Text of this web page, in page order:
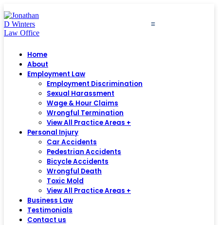
≡
Home
About
Employment Law
Employment Discrimination
Sexual Harassment
Wage & Hour Claims
Wrongful Termination
View All Practice Areas +
Personal Injury
Car Accidents
Pedestrian Accidents
Bicycle Accidents
Wrongful Death
Toxic Mold
View All Practice Areas +
Business Law
Testimonials
Contact us